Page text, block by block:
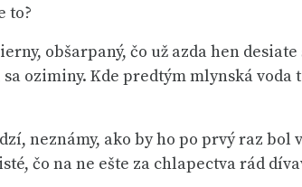
to?
obšarpaný, čo už azda hen
oziminy. Kde predtým mlynská voda
neznámy, ako by ho po prvý raz bol
čo na ne ešte za chlapectva rád